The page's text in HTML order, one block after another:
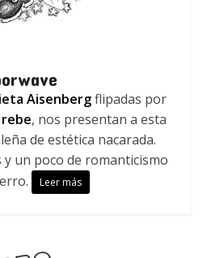
Aisenbergflipadas por
rebe, nos presentan a esta
de estética nacarada.
un poco de romanticismo
Leer más